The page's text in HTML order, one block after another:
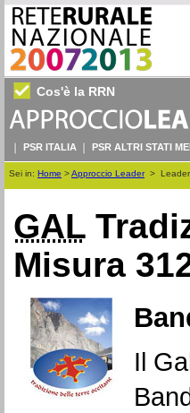
Cos'è la RRN
PSR ITALIA PSR ALTRI STATI
Sei in: Home >Approccio Leader>
GAL
Misura
Il